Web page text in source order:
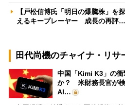
【戸松信博氏「明日の爆騰株」を
えるキープレーヤー 成長の再評…
田代尚機のチャイナ・リサ
中国「Kimi K3」の
か？ 米財務長官が
AI…